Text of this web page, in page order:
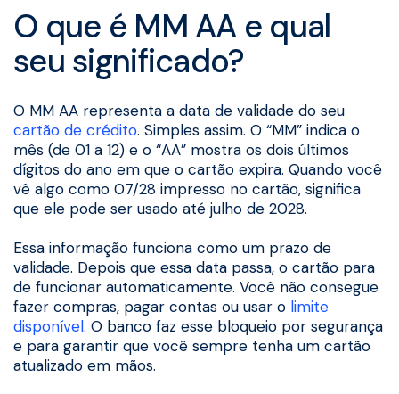
O que é MM AA e qual
seu significado?
O MM AA representa a data de validade do seu
cartão de crédito. Simples assim. O “MM” indica o
mês (de 01 a 12) e o “AA” mostra os dois últimos
dígitos do ano em que o cartão expira. Quando você
vê algo como 07/28 impresso no cartão, significa
que ele pode ser usado até julho de 2028.
Essa informação funciona como um prazo de
validade. Depois que essa data passa, o cartão para
de funcionar automaticamente. Você não consegue
fazer compras, pagar contas ou usar o limite
disponível. O banco faz esse bloqueio por segurança
e para garantir que você sempre tenha um cartão
atualizado em mãos.